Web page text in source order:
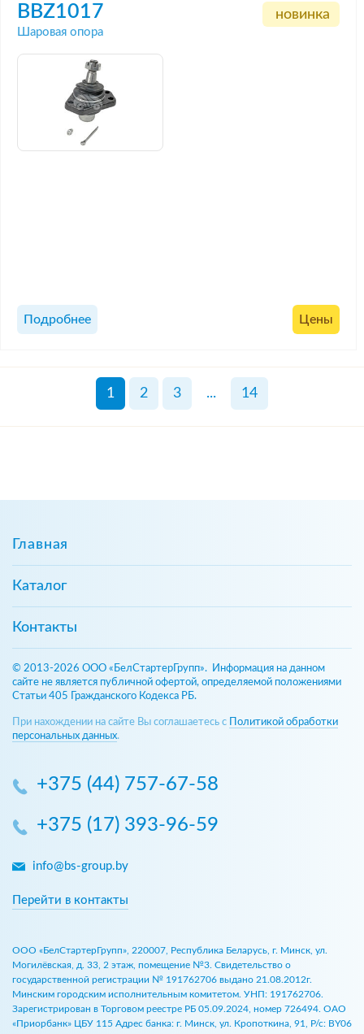
BBZ1017
Шаровая опора
новинка
Подробнее Цены
1 2 3 ... 14
Главная
Каталог
Контакты
© 2013-2026 ООО «БелСтартерГрупп». Информация на данном
сайте не является публичной офертой, определяемой положениями
Статьи 405 Гражданского Кодекса РБ.
При нахождении на сайте Вы соглашаетесь с
Политикой обработки
персональных данных.
+375 (44) 757-67-58
+375 (17) 393-96-59
info@bs-group.by
Перейти в контакты
ООО «БелСтартерГрупп», 220007, Республика Беларусь, г. Минск, ул.
Могилёвская, д. 33, 2 этаж, помещение №3. Свидетельство о
государственной регистрации № 191762706 выдано 21.08.2012г.
Минским городским исполнительным комитетом. УНП: 191762706.
Зарегистрирован в Торговом реестре РБ 05.09.2024, номер 726494. ОАО
«Приорбанк» ЦБУ 115 Адрес банка: г. Минск, ул. Кропоткина, 91, Р/с: BY06